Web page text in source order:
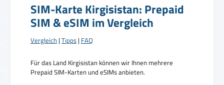
SIM-Karte Kirgisistan: Prepaid
SIM & eSIM im Vergleich
Vergleich | Tipps | FAQ
Für das Land Kirgisistan können wir Ihnen mehrere
Prepaid SIM-Karten und eSIMs anbieten.